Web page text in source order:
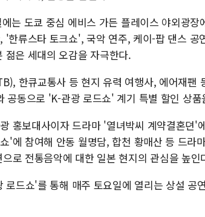
는 도쿄 중심 에비스 가든 플레이스 야외광
'한류스타 토크쇼', 국악 연주, 케이-팝 댄스
젊은 세대의 오감을 자극한다.
한큐교통사 등 현지 유력 여행사, 에어재팬
공동으로 'K-관광 로드쇼' 계기 특별 할인 상
홍보대사이자 드라마 '열녀박씨 계약결혼뎐
'에 참여해 안동 월명담, 합천 황매산 등 드라
로 전통음악에 대한 일본 현지의 관심을 높인
로드쇼'를 통해 매주 토요일에 열리는 상설 공